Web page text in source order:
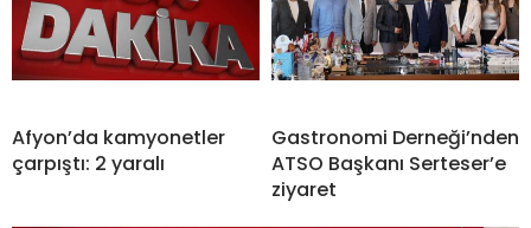
Afyon’da kamyonetler
çarpıştı: 2 yaralı
Gastronomi Derneği’nden
ATSO Başkanı Serteser’e
ziyaret